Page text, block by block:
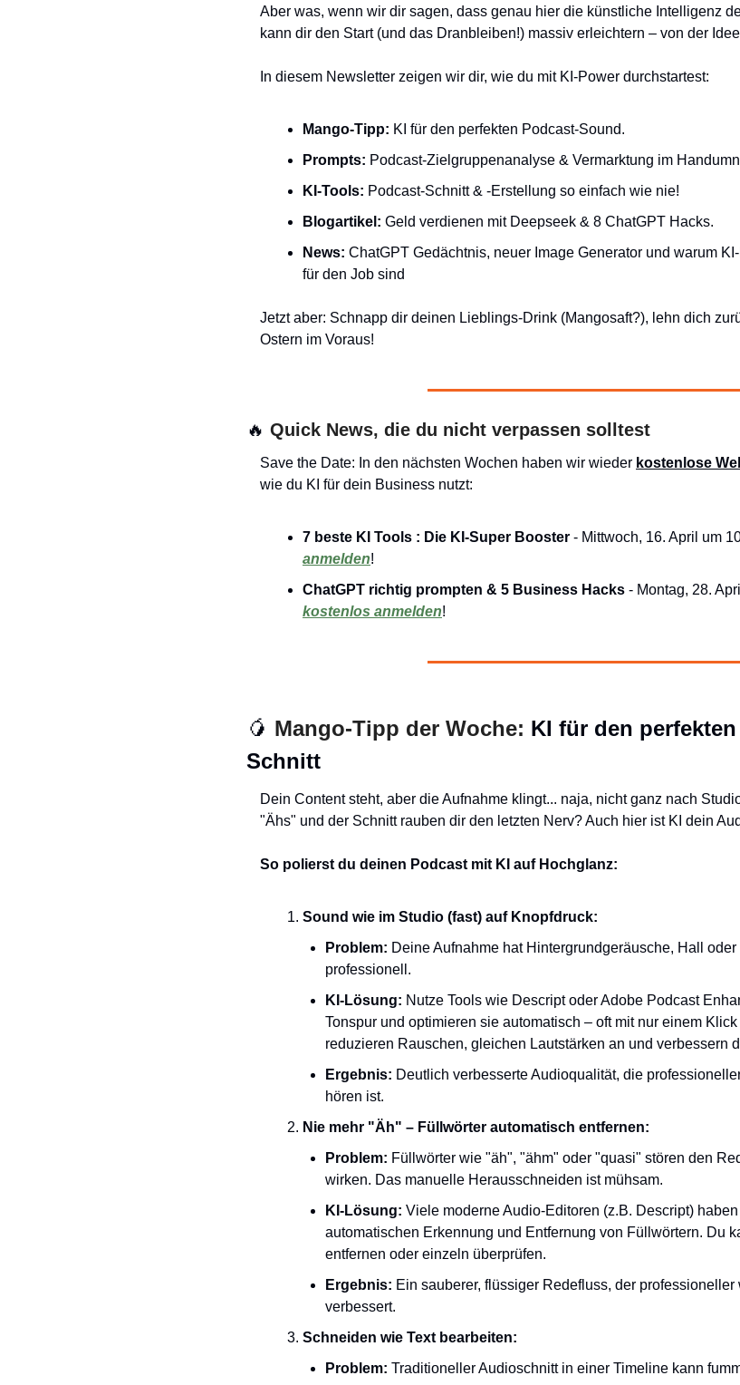
Aber was, wenn wir dir sagen, dass genau hier die künstliche Intelligenz
kann dir den Start (und das Dranbleiben!) massiv erleichtern – von der
In diesem Newsletter zeigen wir dir, wie du mit KI-Power durchstartest:
Mango-Tipp: KI für den perfekten Podcast-Sound.
Prompts: Podcast-Zielgruppenanalyse & Vermarktung im
KI-Tools: Podcast-Schnitt & -Erstellung so einfach wie nie!
Blogartikel: Geld verdienen mit Deepseek & 8 ChatGPT Hacks.
News: ChatGPT Gedächtnis, neuer Image Generator und warum
für den Job sind
Jetzt aber: Schnapp dir deinen Lieblings-Drink (Mangosaft?), lehn dich
Ostern im Voraus!
🔥 Quick News, die du nicht verpassen solltest
Save the Date: In den nächsten Wochen haben wir wieder kostenlose
wie du KI für dein Business nutzt:
7 beste KI Tools : Die KI-Super Booster - Mittwoch, 16. April um
anmelden!
ChatGPT richtig prompten & 5 Business Hacks - Montag, 28.
kostenlos anmelden!
🥭 Mango-Tipp der Woche: KI für den
Schnitt
Dein Content steht, aber die Aufnahme klingt... naja, nicht ganz nach
"Ähs" und der Schnitt rauben dir den letzten Nerv? Auch hier ist KI dein
So polierst du deinen Podcast mit KI auf Hochglanz:
Sound wie im Studio (fast) auf Knopfdruck:
Problem: Deine Aufnahme hat Hintergrundgeräusche, Hall
professionell.
KI-Lösung: Nutze Tools wie Descript oder Adobe Podcast
Tonspur und optimieren sie automatisch – oft mit nur einem
reduzieren Rauschen, gleichen Lautstärken an und verbessern
Ergebnis: Deutlich verbesserte Audioqualität, die
hören ist.
Nie mehr "Äh" – Füllwörter automatisch entfernen:
Problem: Füllwörter wie "äh", "ähm" oder "quasi" stören den
wirken. Das manuelle Herausschneiden ist mühsam.
KI-Lösung: Viele moderne Audio-Editoren (z.B. Descript)
automatischen Erkennung und Entfernung von Füllwörtern. Du
entfernen oder einzeln überprüfen.
Ergebnis: Ein sauberer, flüssiger Redefluss, der
verbessert.
Schneiden wie Text bearbeiten:
Problem: Traditioneller Audioschnitt in einer Timeline kann